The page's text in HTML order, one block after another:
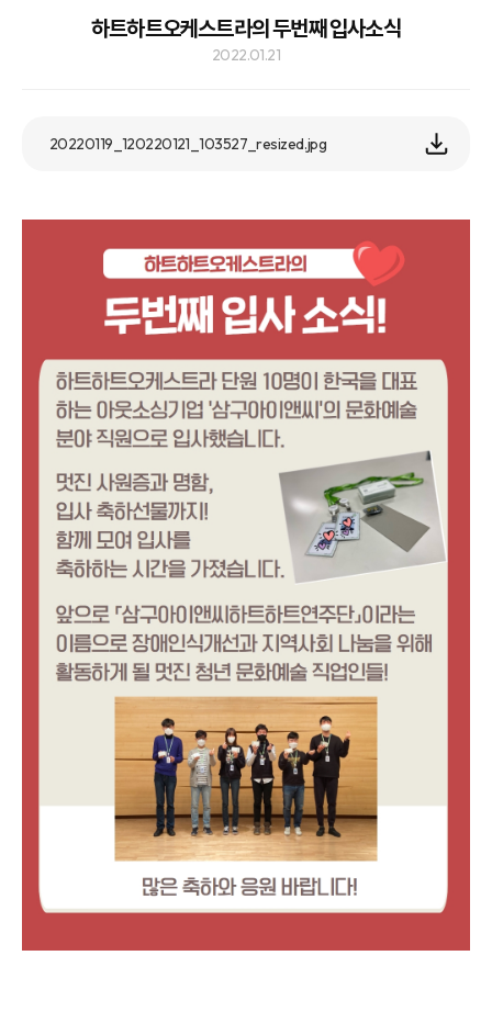
하트하트오케스트라의 두번째 입사소식
2022.01.21
20220119_120220121_103527_resized.jpg